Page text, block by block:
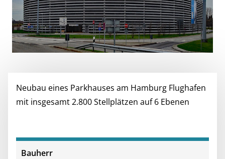
Neubau eines Parkhauses am Hamburg Flughafen
mit insgesamt 2.800 Stellplätzen auf 6 Ebenen
Bauherr